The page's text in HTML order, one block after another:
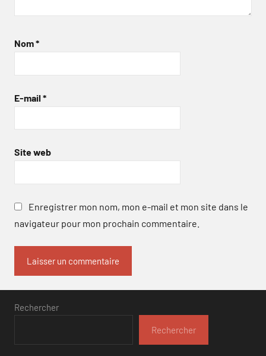
Nom*
E-mail *
Site web
Enregistrer mon nom, mon e-mail et mon site dans le
navigateur pour mon prochain commentaire.
Rechercher
Rechercher